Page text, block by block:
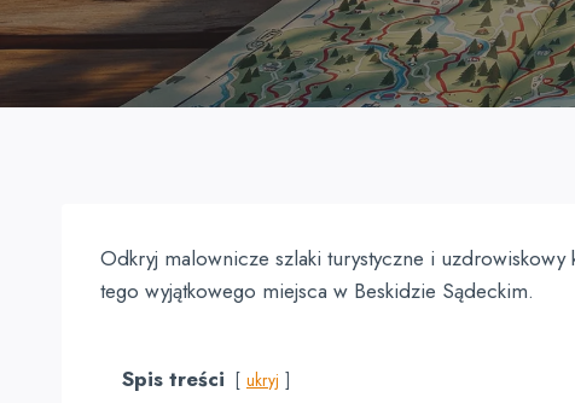
Odkryj malownicze szlaki turystyczne i
tego wyjątkowego miejsca w Beskidzie Sądeckim.
Spis treści ukryj